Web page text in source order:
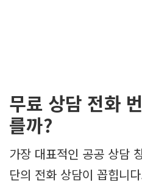
무료 상담 전화
를까?
가장 대표적인 공공 상담
단의 전화 상담이 꼽힙니